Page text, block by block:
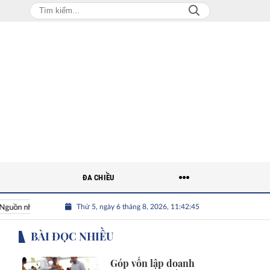
lực Việt Nhân tài Việt Nam Giải bài toán nguồn nhân
Thứ 5, ngày 6 tháng 8, 2026, 11:42:46
ĐA CHIỀU
BÀI ĐỌC NHIỀU
Góp vốn lập doanh